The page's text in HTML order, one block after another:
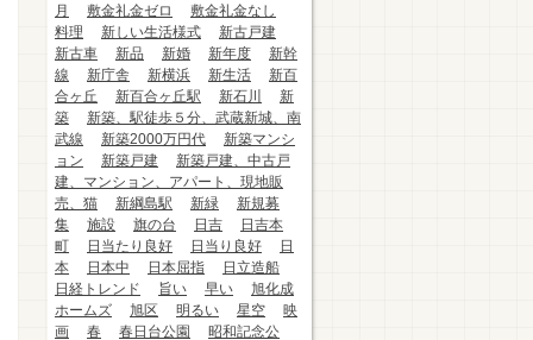
月
敷金礼金ゼロ
敷金礼金なし
料理
新しい生活様式
新古戸建
新古車
新品 新婚 新年度
新幹
線
新庁舎 新横浜 新生活
新百
合ヶ丘
新百合ヶ丘駅 新石川
新
築
新築、駅徒歩５分、武蔵新城、南
武線
新築2000万円代
新築マンシ
ョン
新築戸建
新築戸建、中古戸
建、マンション、アパート、現地販
売、猫
新綱島駅 新緑
新規募
集
施設 旗の台 日吉
日吉本
町
日当たり良好 日当り良好
日
本
日本中 日本屈指
日立造船
日経トレンド
旨い 早い
旭化成
ホームズ
旭区 明るい 星空
映
画
春 春日台公園
昭和記念公